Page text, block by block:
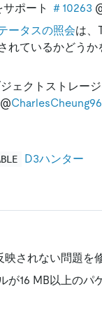
ポート ＃10263
ータスの照会は、
れているかどう
ェクトストレー
@CharlesCheung96
D3ハンター
映されない問題を
16 MB以上のパ